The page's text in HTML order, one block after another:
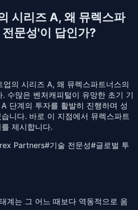
시리즈 A, 왜 뮤렉스파
문성'이 답인가?
업의 시리즈 A, 왜 뮤렉스파트너스의
수많은 벤처캐피털이 유망한 초기 기
단계의 투자를 활발히 진행하며 성
니다. 바로 이 지점에서 뮤렉스파트
제시합니다.
Partners#기술 전문성#글로벌 투
계는 그 어느 때보다 역동적으로 움